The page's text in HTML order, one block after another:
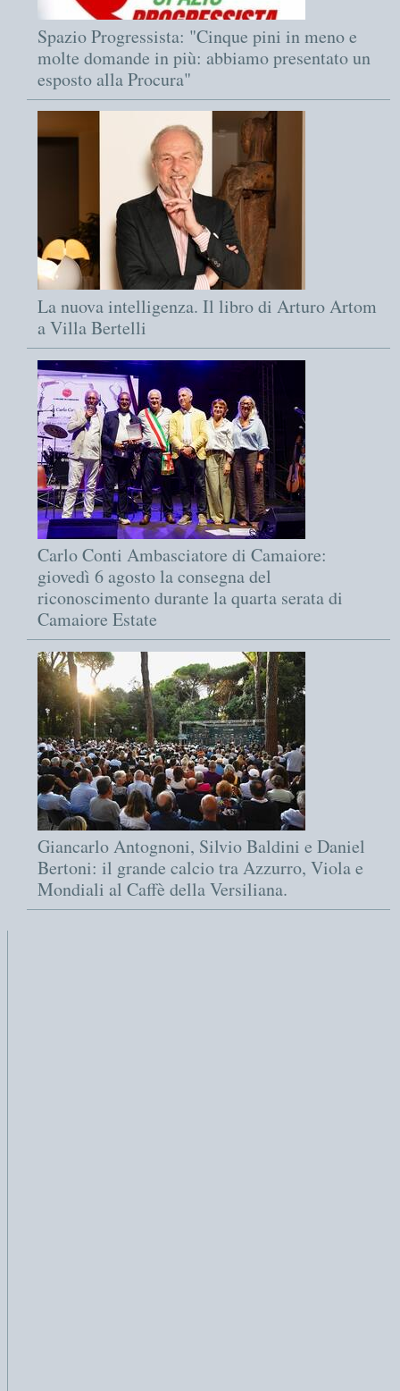
Spazio Progressista: "Cinque pini in meno e
molte domande in più: abbiamo presentato un
esposto alla Procura"
La nuova intelligenza. Il libro di Arturo Artom
a Villa Bertelli
Carlo Conti Ambasciatore di Camaiore:
giovedì 6 agosto la consegna del
riconoscimento durante la quarta serata di
Camaiore Estate
Giancarlo Antognoni, Silvio Baldini e Daniel
Bertoni: il grande calcio tra Azzurro, Viola e
Mondiali al Caffè della Versiliana.